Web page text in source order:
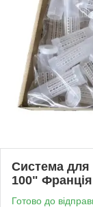
Система
100" Франція
Готово до